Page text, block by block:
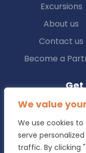
We value
We use cookies
serve
traffic. By clicking
Excursions
About us
Contact us
Become a
Get
Subscribe to the